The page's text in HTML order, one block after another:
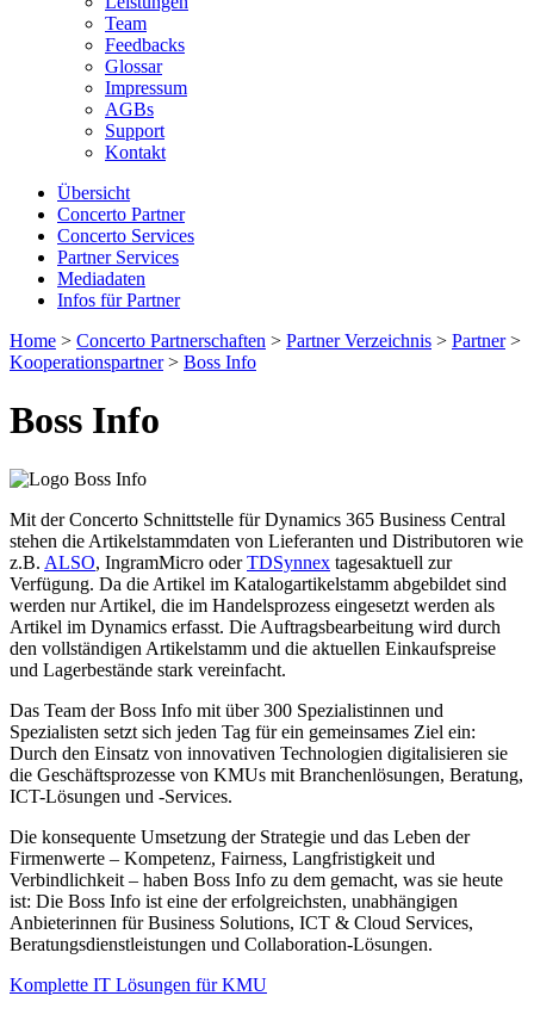
Team
Feedbacks
Glossar
Impressum
AGBs
Support
Kontakt
Übersicht
Concerto Partner
Concerto Services
Partner Services
Mediadaten
Infos für Partner
Home > Concerto Partnerschaften > Partner Verzeichnis > Partner>
Kooperationspartner> Boss Info
Boss Info
Mit der Concerto Schnittstelle für Dynamics 365 Business Central
stehen die Artikelstammdaten von Lieferanten und Distributoren wie
z.B. ALSO, IngramMicro oderTDSynnex tagesaktuell zur
Verfügung. Da die Artikel im Katalogartikelstamm abgebildet sind
werden nur Artikel, die im Handelsprozess eingesetzt werden als
Artikel im Dynamics erfasst. Die Auftragsbearbeitung wird durch
den vollständigen Artikelstamm und die aktuellen Einkaufspreise
und Lagerbestände stark vereinfacht.
Das Team der Boss Info mit über 300 Spezialistinnen und
Spezialisten setzt sich jeden Tag für ein gemeinsames Ziel ein:
Durch den Einsatz von innovativen Technologien digitalisieren sie
die Geschäftsprozesse von KMUs mit Branchenlösungen, Beratung,
ICT-Lösungen und -Services.
Die konsequente Umsetzung der Strategie und das Leben der
Firmenwerte – Kompetenz, Fairness, Langfristigkeit und
Verbindlichkeit – haben Boss Info zu dem gemacht, was sie heute
ist: Die Boss Info ist eine der erfolgreichsten, unabhängigen
Anbieterinnen für Business Solutions, ICT & Cloud Services,
Beratungsdienstleistungen und Collaboration-Lösungen.
Komplette IT Lösungen für KMU